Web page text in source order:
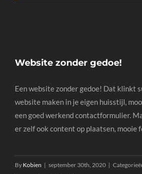
Website zonder gedoe!
Een website zonder gedoe! Dat klinkt
website maken in je eigen huisstijl,
een goed werkend contactformulier.
er zelf ook content op plaatsen, mooie
By Kobien | september 30th, 2020 |